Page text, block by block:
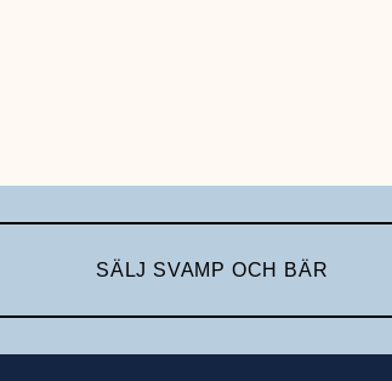
SÄLJ SVAMP OCH BÄR